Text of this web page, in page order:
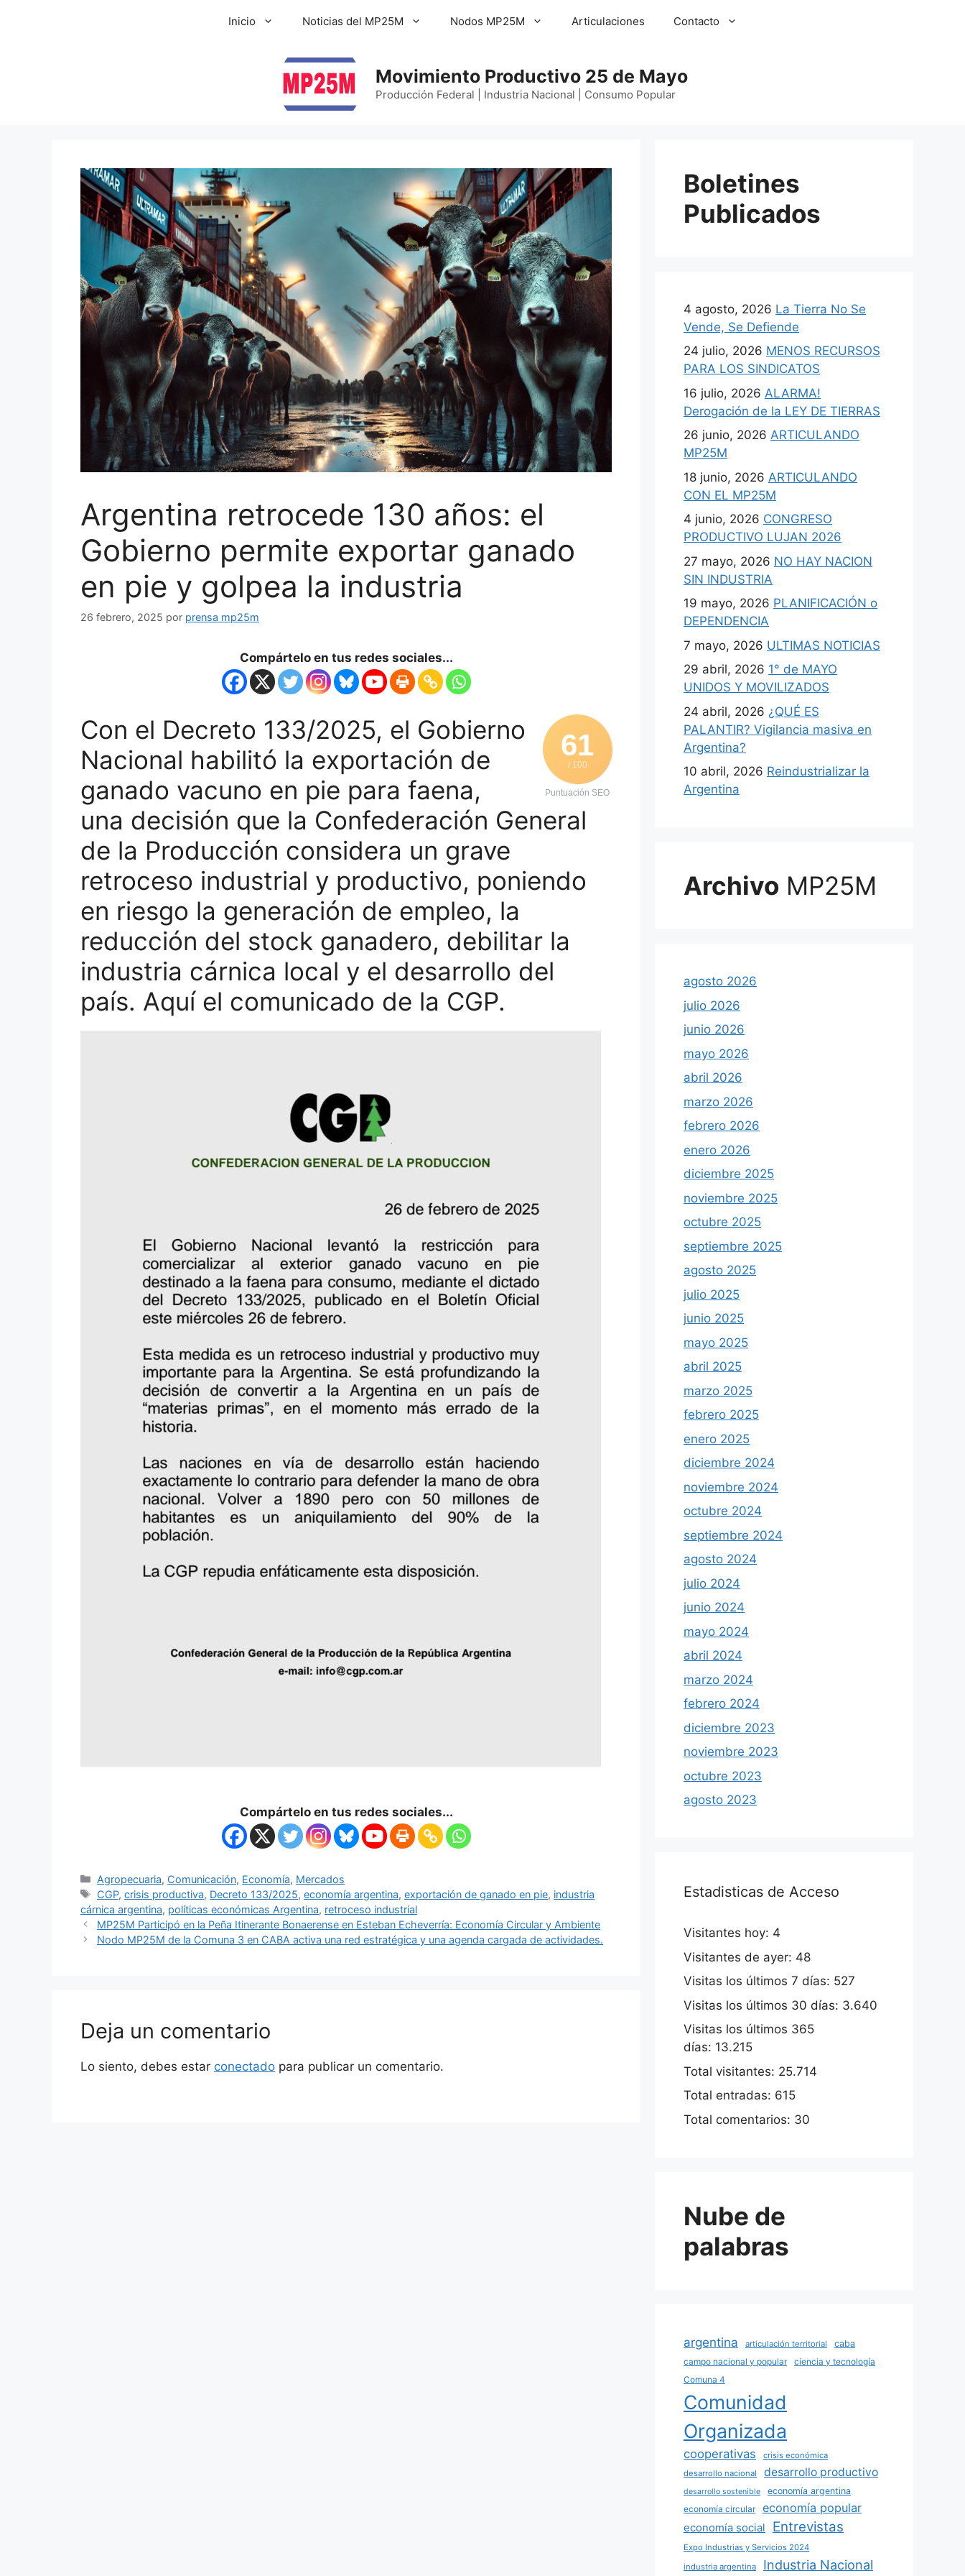
Inicio Noticias del MP25M Nodos MP25M Articulaciones Contacto
Movimiento Productivo 25 de Mayo
Producción Federal | Industria Nacional | Consumo Popular
Argentina retrocede 130 años: el
Gobierno permite exportar ganado
en pie y golpea la industria
26 febrero, 2025 por prensa mp25m
Compártelo en tus redes sociales...
61
/ 100
Puntuación SEO
Con el Decreto 133/2025, el Gobierno
Nacional habilitó la exportación de
ganado vacuno en pie para faena,
una decisión que la Confederación General
de la Producción considera un grave
retroceso industrial y productivo, poniendo
en riesgo la generación de empleo, la
reducción del stock ganadero, debilitar la
industria cárnica local y el desarrollo del
país. Aquí el comunicado de la CGP.
Compártelo en tus redes sociales...
Agropecuaria, Comunicación, Economía, Mercados
CGP,crisis productiva, Decreto 133/2025,economía argentina,exportación de ganado en pie, industria
cárnica argentina, políticas económicas Argentina, retroceso industrial
MP25M Participó en la Peña Itinerante Bonaerense en Esteban Echeverría: Economía Circular y Ambiente
Nodo MP25M de la Comuna 3 en CABA activa una red estratégica y una agenda cargada de actividades.
Deja un comentario
Lo siento, debes estar conectado para publicar un comentario.
Boletines
Publicados
4 agosto, 2026 La Tierra No Se
Vende, Se Defiende
24 julio, 2026 MENOS RECURSOS
PARA LOS SINDICATOS
16 julio, 2026 ALARMA!
Derogación de la LEY DE TIERRAS
26 junio, 2026 ARTICULANDO
MP25M
18 junio, 2026 ARTICULANDO
CON EL MP25M
4 junio, 2026 CONGRESO
PRODUCTIVO LUJAN 2026
27 mayo, 2026 NO HAY NACION
SIN INDUSTRIA
19 mayo, 2026 PLANIFICACIÓN o
DEPENDENCIA
7 mayo, 2026 ULTIMAS NOTICIAS
29 abril, 2026 1° de MAYO
UNIDOS Y MOVILIZADOS
24 abril, 2026 ¿QUÉ ES
PALANTIR? Vigilancia masiva en
Argentina?
10 abril, 2026 Reindustrializar la
Argentina
Archivo MP25M
agosto 2026
julio 2026
junio 2026
mayo 2026
abril 2026
marzo 2026
febrero 2026
enero 2026
diciembre 2025
noviembre 2025
octubre 2025
septiembre 2025
agosto 2025
julio 2025
junio 2025
mayo 2025
abril 2025
marzo 2025
febrero 2025
enero 2025
diciembre 2024
noviembre 2024
octubre 2024
septiembre 2024
agosto 2024
julio 2024
junio 2024
mayo 2024
abril 2024
marzo 2024
febrero 2024
diciembre 2023
noviembre 2023
octubre 2023
agosto 2023
Estadisticas de Acceso
Visitantes hoy: 4
Visitantes de ayer: 48
Visitas los últimos 7 días: 527
Visitas los últimos 30 días: 3.640
Visitas los últimos 365
días: 13.215
Total visitantes: 25.714
Total entradas: 615
Total comentarios: 30
Nube de
palabras
argentina articulación territorial
caba
campo nacional y popular
ciencia y tecnología
Comuna 4
Comunidad
Organizada
cooperativas
crisis económica
desarrollo nacional
desarrollo productivo
desarrollo sostenible
economía argentina
economía circular
economía popular
economía social Entrevistas
Expo Industrias y Servicios 2024
industria argentina
Industria Nacional